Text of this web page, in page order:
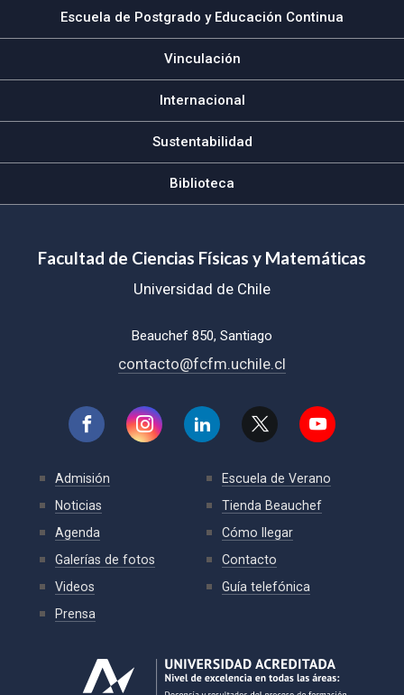
Escuela de Postgrado y Educación Continua
Vinculación
Internacional
Sustentabilidad
Biblioteca
Facultad de Ciencias Físicas y Matemáticas
Universidad de Chile
Beauchef 850, Santiago
contacto@fcfm.uchile.cl
Admisión
Noticias
Agenda
Galerías de fotos
Videos
Prensa
Escuela de Verano
Tienda Beauchef
Cómo llegar
Contacto
Guía telefónica